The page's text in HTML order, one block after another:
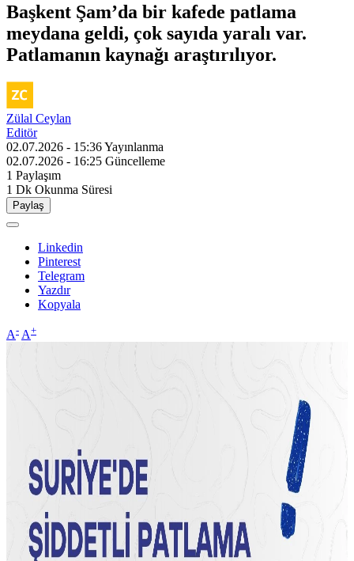
Başkent Şam’da bir kafede patlama
meydana geldi, çok sayıda yaralı var.
Patlamanın kaynağı araştırılıyor.
Zülal Ceylan
Editör
02.07.2026 - 15:36Yayınlanma
02.07.2026 - 16:25 Güncelleme
1 Paylaşım
1 Dk Okunma Süresi
Paylaş
Linkedin
Pinterest
Telegram
Yazdır
Kopyala
A- A+